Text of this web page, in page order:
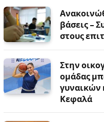
βάσεις –
στους
Στην
ομάδας
γυναικών
Κεφαλά